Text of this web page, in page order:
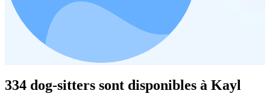
334 dog-sitters sont disponibles à Kayl